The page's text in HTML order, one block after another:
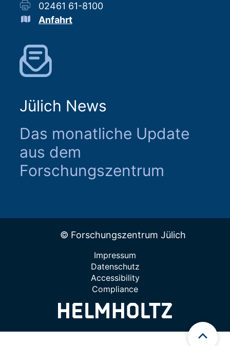
02461 61-8100
Anfahrt
Jülich News
Das monatliche Update
aus dem
Forschungszentrum
© Forschungszentrum Jülich
Impressum
Datenschutz
Accessibility
Compliance